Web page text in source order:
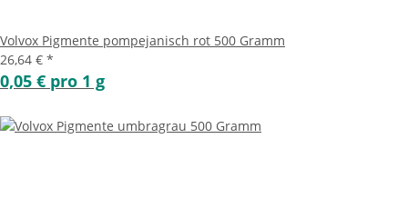
Volvox Pigmente pompejanisch rot 500 Gramm
26,64 € *
0,05 € pro 1 g